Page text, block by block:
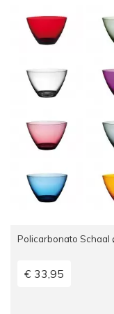
Policarbonato Schaal
€ 33,95